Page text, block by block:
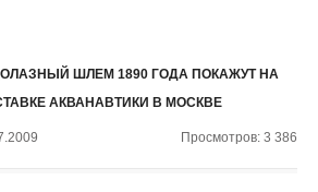
ШЛЕМ 1890 ГОДА ПОКАЖУТ НА
АКВАНАВТИКИ В МОСКВЕ
Просмотров: 3 386